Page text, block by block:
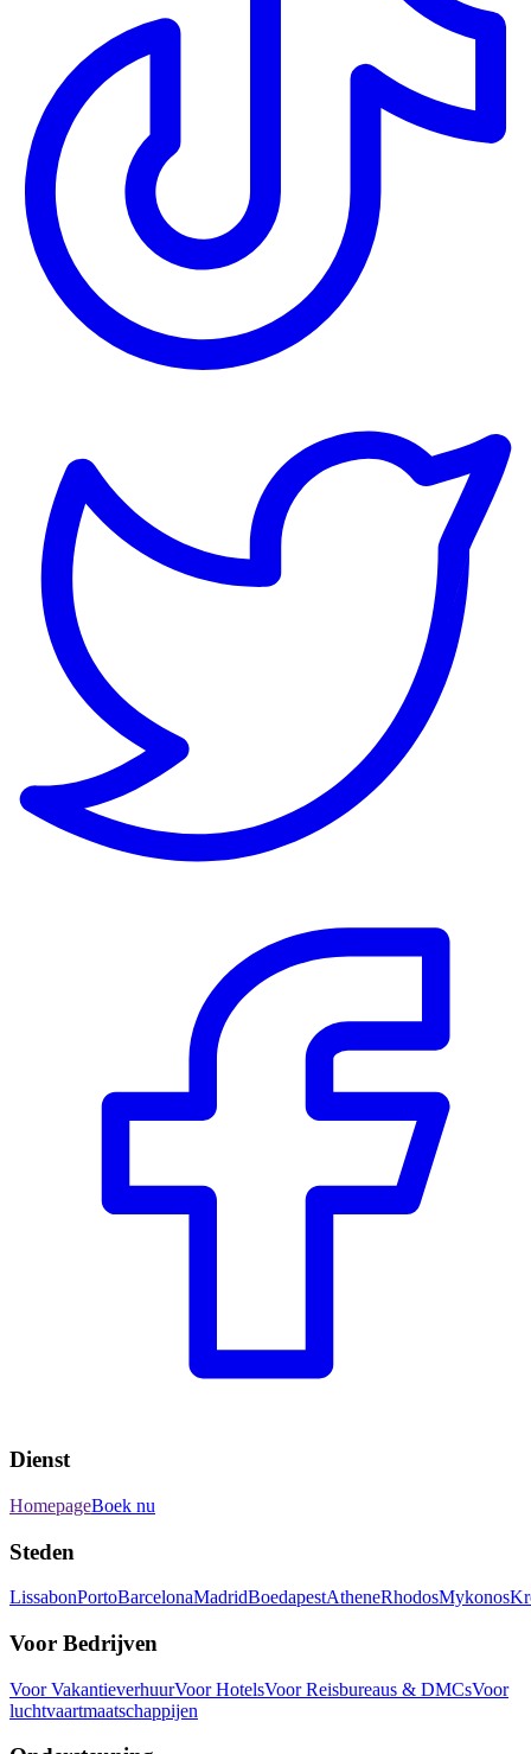
Dienst
HomepageBoek nu
Steden
LissabonPortoBarcelonaMadridBoedapestAtheneRhodosMykonos
Voor Bedrijven
Voor VakantieverhuurVoor HotelsVoor Reisbureaus & DMCsVoor
luchtvaartmaatschappijen